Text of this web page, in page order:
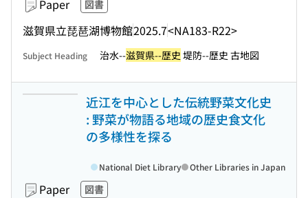
Paper 図書
滋賀県立琵琶湖博物館2025.7<NA183-R22>
Subject Heading 治水--滋賀県--歴史 堤防--歴史 古地図
近江を中心とした伝統野菜文化史
: 野菜が物語る地域の歴史食文化
の多様性を探る
Paper 図書
National Diet Library Other Libraries in Japan